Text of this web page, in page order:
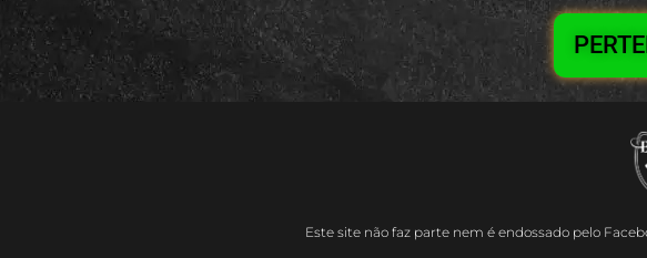
Este site não faz parte nem é endossado pelo